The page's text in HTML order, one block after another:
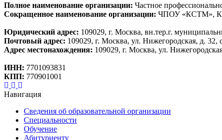
Полное наименование организации: Частное
Сокращенное наименование организации: ЧПОУ «КСТМ»,
Юридический адрес: 109029, г. Москва, вн.тер.г.
Почтовый адрес: 109029, г. Москва, ул. Нижегородская, д. 32,
Адрес местонахождения: 109029, г. Москва, ул.
ИНН: 7701093831
КПП: 770901001
Навигация
Сведения об образовательной организации
Специальности
Обучение
Абитуриенту